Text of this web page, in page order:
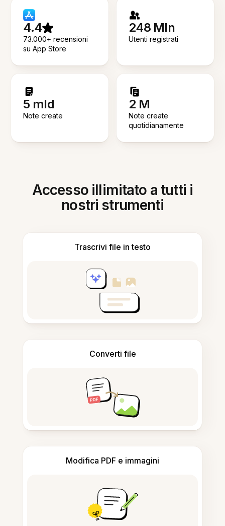
4.4
73.000+ recensioni
su App Store
248 Mln
Utenti registrati
5 mld
Note create
2 M
Note create
quotidianamente
Accesso illimitato a tutti i
nostri strumenti
Trascrivi file in testo
Converti file
Modifica PDF e immagini